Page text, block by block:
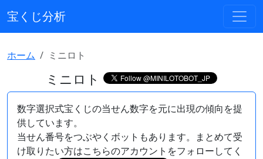
宝くじ分析
ホーム ミニロト
ミニロト
数字選択式宝くじの当せん数字を元に出現の傾向を提
供しています。
当せん番号をつぶやくボットもあります。まとめて受
け取りたい方はこちらのアカウントをフォローしてく